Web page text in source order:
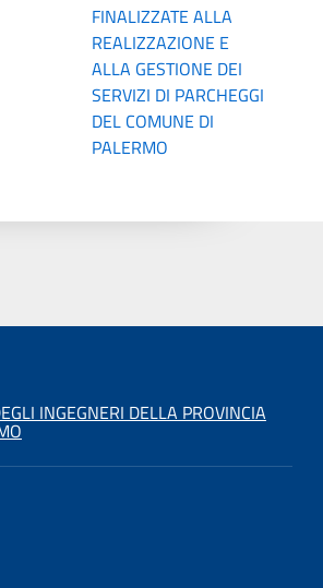
FINALIZZATE ALLA
REALIZZAZIONE E
ALLA GESTIONE DEI
SERVIZI DI PARCHEGGI
DEL COMUNE DI
PALERMO
INGEGNERI DELLA PROVINCIA